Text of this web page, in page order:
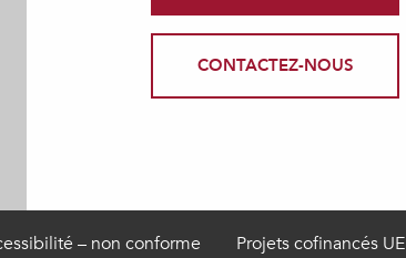
CONTACTEZ-NOUS
– non conforme Projets cofinancés UE